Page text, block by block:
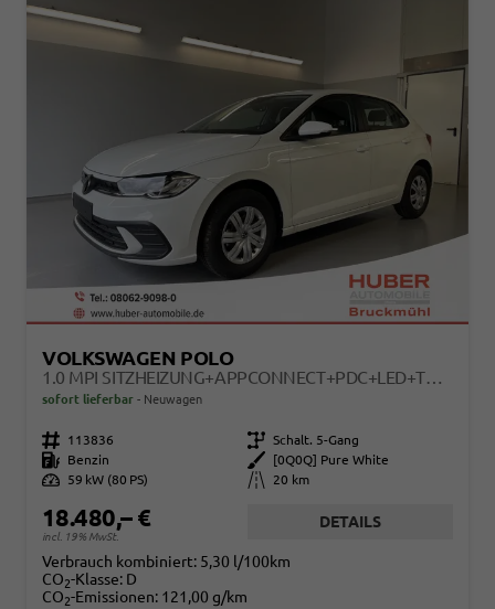
VOLKSWAGEN POLO
1.0 MPI SITZHEIZUNG+APPCONNECT+PDC+LED+TOUCH+LICHTSENSOR+MULTILENKRAD
sofort lieferbar Neuwagen
Fahrzeugnr. 113836 Getriebe Schalt. 5-Gang
Kraftstoff
Benzin Außenfarbe
[0Q0Q] Pure White
Leistung
59 kW (80 PS) Kilometerstand 20 km
18.480,– €
incl. 19% MwSt.
DETAILS
Verbrauch kombiniert: 5,30 l/100km
CO2-Klasse: D
CO2-Emissionen: 121,00 g/km